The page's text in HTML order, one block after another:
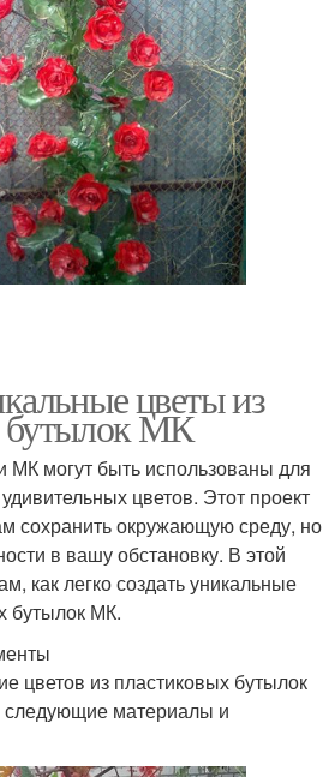
цветы из
бутылок МК
МК могут быть использованы для
цветов. Этот проект
сохранить окружающую среду, но
в вашу обстановку. В этой
как легко создать уникальные
бутылок МК.
цветов из пластиковых бутылок
материалы и